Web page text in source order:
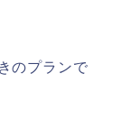
のプランで